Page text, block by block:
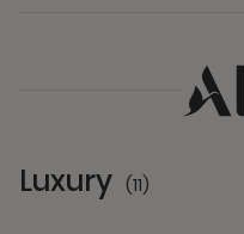
Luxury (11)